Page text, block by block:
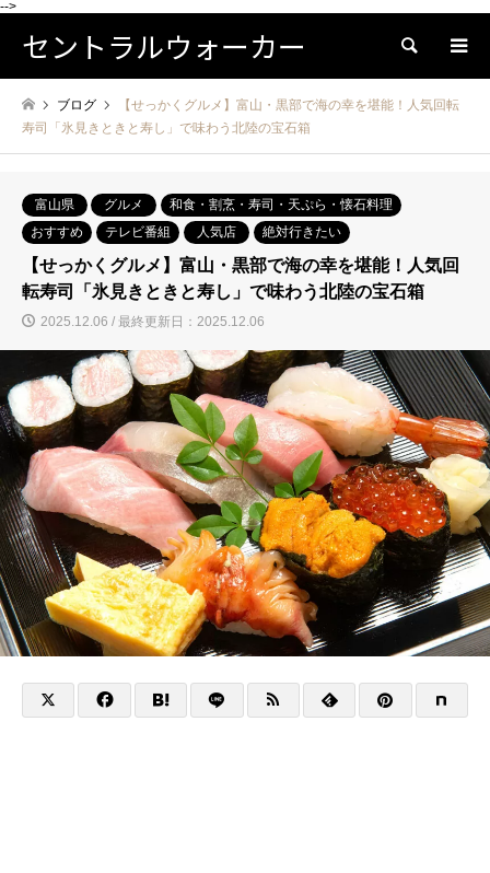
-->
セントラルウォーカー 検索
ブログ
【せっかくグルメ】富山・黒部で海の幸を堪能！人気回転
寿司「氷見きときと寿し」で味わう北陸の宝石箱
富山県 グルメ
和食・割烹・寿司・天ぷら・懐石料理
おすすめ
テレビ番組 人気店 絶対行きたい
【せっかくグルメ】富山・黒部で海の幸を堪能！人気回
転寿司「氷見きときと寿し」で味わう北陸の宝石箱
2025.12.06 / 最終更新日：2025.12.06